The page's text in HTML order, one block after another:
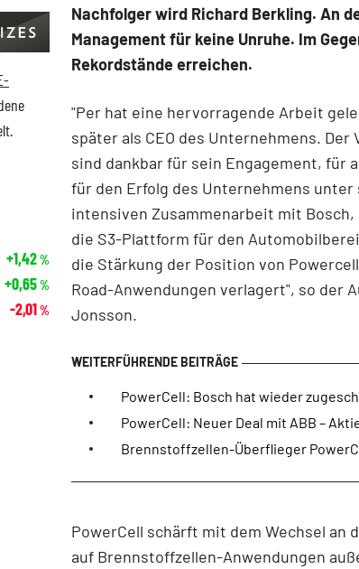
Nachfolger wird Richard Berkling. An
Management für keine Unruhe. Im
Rekordstände erreichen.
"Per hat eine hervorragende Arbeit
später als CEO des Unternehmens.
sind dankbar für sein Engagement, für
für den Erfolg des Unternehmens
intensiven Zusammenarbeit mit
die S3-Plattform für den
die Stärkung der Position von
Road-Anwendungen verlagert", so der
Jonsson.
PowerCell: Bosch hat wieder
PowerCell: Neuer Deal mit ABB –
Brennstoffzellen-Überflieger
PowerCell schärft mit dem Wechsel an
auf Brennstoffzellen-Anwendungen
+1,42%
+0,65%
-2,01%